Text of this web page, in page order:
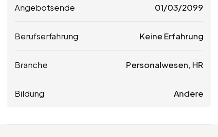
Angebotsende 01/03/2099
Berufserfahrung Keine Erfahrung
Branche Personalwesen, HR
Bildung Andere